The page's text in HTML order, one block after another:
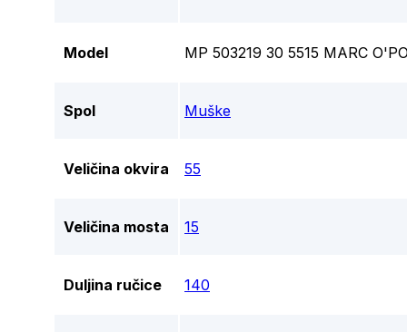
Model MP 503219 30 5515 MARC
Spol Muške
Veličina okvira 55
Veličina mosta 15
Duljina ručice 140